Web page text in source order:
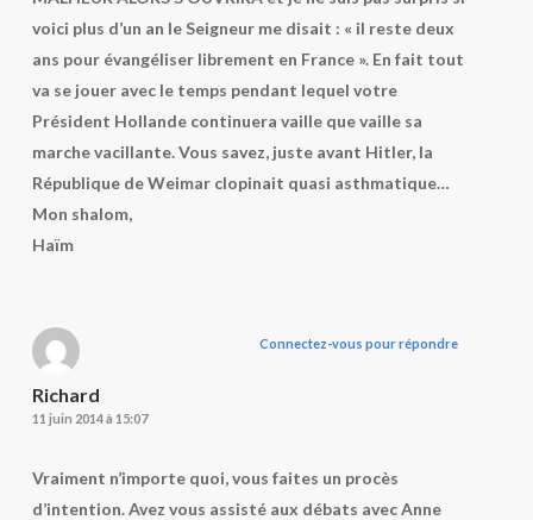
voici plus d’un an le Seigneur me disait : « il reste deux
ans pour évangéliser librement en France ». En fait tout
va se jouer avec le temps pendant lequel votre
Président Hollande continuera vaille que vaille sa
marche vacillante. Vous savez, juste avant Hitler, la
République de Weimar clopinait quasi asthmatique…
Mon shalom,
Haïm
Richard
11 juin 2014 à 15:07
Vraiment n’importe quoi, vous faites un procès
d’intention. Avez vous assisté aux débats avec Anne
Connectez-vous pour répondre